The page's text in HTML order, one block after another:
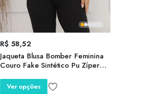
R$ 58,52
Jaqueta Blusa Bomber Feminina
Couro Fake Sintético Pu Zíper
Inverno
Ver opções